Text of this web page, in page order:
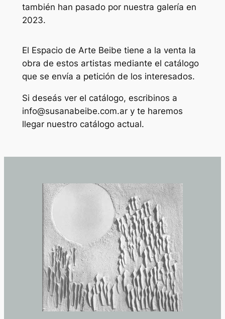
también han pasado por nuestra galería en
2023.
El Espacio de Arte Beibe tiene a la venta la
obra de estos artistas mediante el catálogo
que se envía a petición de los interesados.
Si deseás ver el catálogo, escribinos a
info@susanabeibe.com.ar y te haremos
llegar nuestro catálogo actual.